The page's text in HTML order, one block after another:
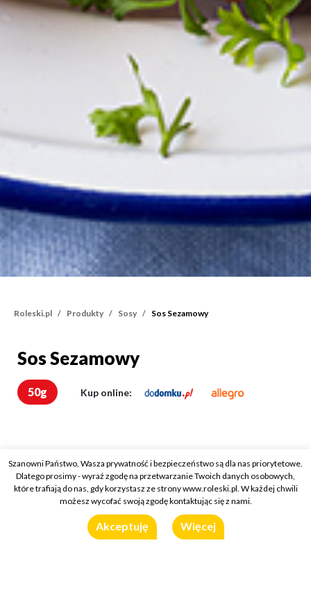
Roleski.pl Produkty Sosy Sos Sezamowy
Sos Sezamowy
Sos Sezamowy
50g Kup online:
Szanowni Państwo, Wasza prywatność i bezpieczeństwo są dla nas priorytetowe.
Dlatego prosimy - wyraź zgodę na przetwarzanie Twoich danych osobowych,
które trafiają do nas, gdy korzystasz ze strony www.roleski.pl. W każdej chwili
możesz wycofać swoją zgodę kontaktując się z nami.
Akceptuję Więcej